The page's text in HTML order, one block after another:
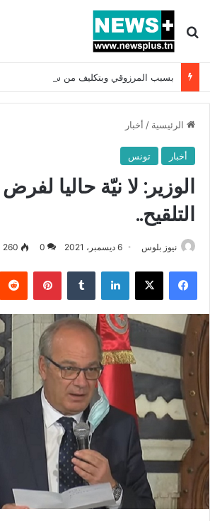
بحث عن
الرئيسية / أخبار
أخبار تونس
الوزير: لا نيّة حاليا
التلقيح..
نيوز بلوس 6 ديسمبر، 2021 0
260
فيسبوك X لينكدإن بينتيريست